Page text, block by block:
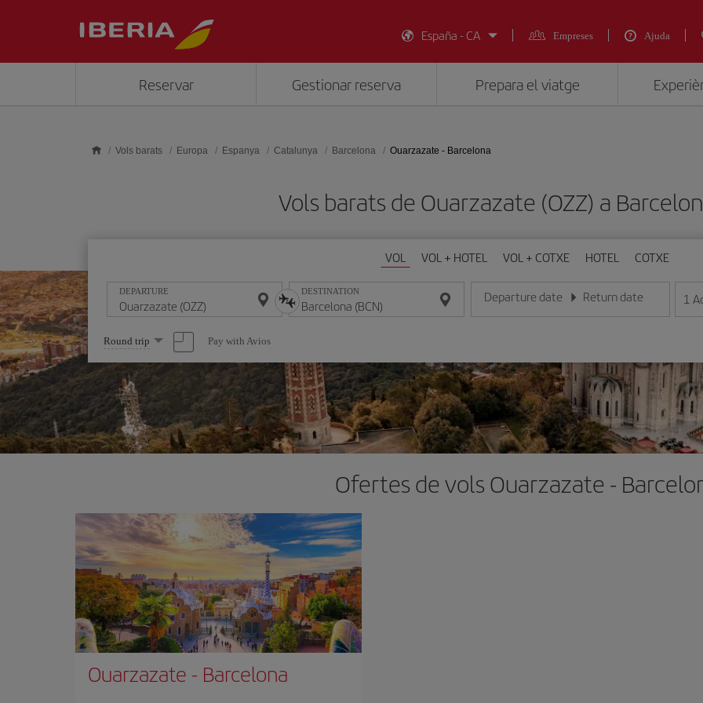
España - CA
Empreses Ajuda
Reservar Gestionar reserva Prepara el viatge
Vols barats Europa Espanya Catalunya Barcelona Ouarzazate - Barcelona
Vols barats de Ouarzazate (OZZ) a
VOL VOL + HOTEL VOL + COTXE HOTEL COTXE
DEPARTURE DESTINATION Departure date
Introduce la fecha en format dia/mes/any
Return date
Introduce la fecha en format
1
Select
one
option
Round trip Pay with Avios
Ofertes de vols Ouarzazate -
Ouarzazate - Barcelona